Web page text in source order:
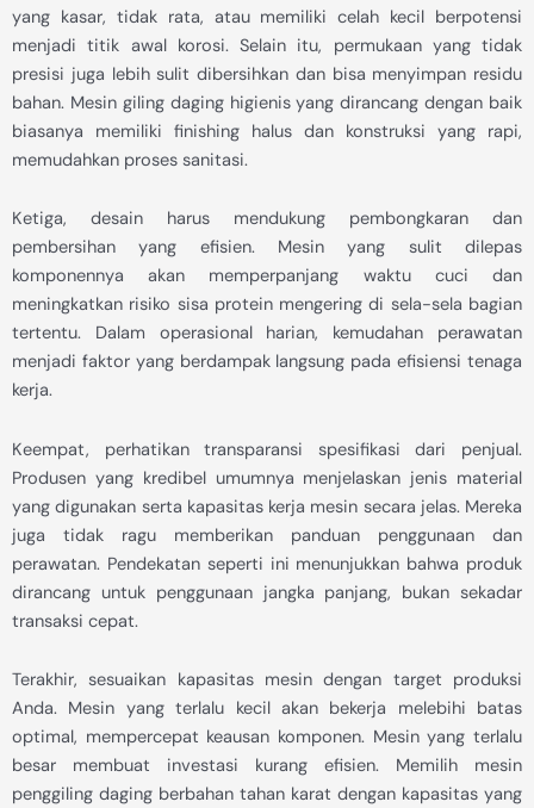
yang kasar, tidak rata, atau memiliki celah kecil berpotensi
menjadi titik awal korosi. Selain itu, permukaan yang tidak
presisi juga lebih sulit dibersihkan dan bisa menyimpan residu
bahan. Mesin giling daging higienis yang dirancang dengan baik
biasanya memiliki finishing halus dan konstruksi yang rapi,
memudahkan proses sanitasi.
Ketiga, desain harus mendukung pembongkaran dan
pembersihan yang efisien. Mesin yang sulit dilepas
komponennya akan memperpanjang waktu cuci dan
meningkatkan risiko sisa protein mengering di sela-sela bagian
tertentu. Dalam operasional harian, kemudahan perawatan
menjadi faktor yang berdampak langsung pada efisiensi tenaga
kerja.
Keempat, perhatikan transparansi spesifikasi dari penjual.
Produsen yang kredibel umumnya menjelaskan jenis material
yang digunakan serta kapasitas kerja mesin secara jelas. Mereka
juga tidak ragu memberikan panduan penggunaan dan
perawatan. Pendekatan seperti ini menunjukkan bahwa produk
dirancang untuk penggunaan jangka panjang, bukan sekadar
transaksi cepat.
Terakhir, sesuaikan kapasitas mesin dengan target produksi
Anda. Mesin yang terlalu kecil akan bekerja melebihi batas
optimal, mempercepat keausan komponen. Mesin yang terlalu
besar membuat investasi kurang efisien. Memilih mesin
penggiling daging berbahan tahan karat dengan kapasitas yang